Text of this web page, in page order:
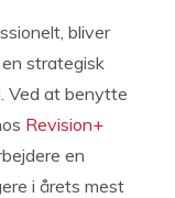
bliver
strategisk
Ved at benytte
Revision+
en
i årets mest